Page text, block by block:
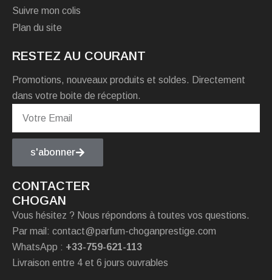
Suivre mon colis
Plan du site
RESTEZ AU COURANT
Promotions, nouveaux produits et soldes. Directement
dans votre boite de réception.
s'abonner
CONTACTER
CHOGAN
Vous hésitez ? Nous répondons à toutes vos questions.
Par mail: contact@parfum-choganprestige.com
WhatsApp : +33-759-621-113
Livraison entre 4 et 6 jours ouvrables